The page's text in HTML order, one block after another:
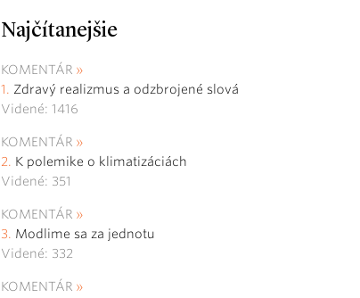
Najčítanejšie
KOMENTÁR
Zdravý realizmus a odzbrojené slová
Videné: 1416
KOMENTÁR
K polemike o klimatizáciách
Videné: 351
KOMENTÁR
Modlime sa za jednotu
Videné: 332
KOMENTÁR